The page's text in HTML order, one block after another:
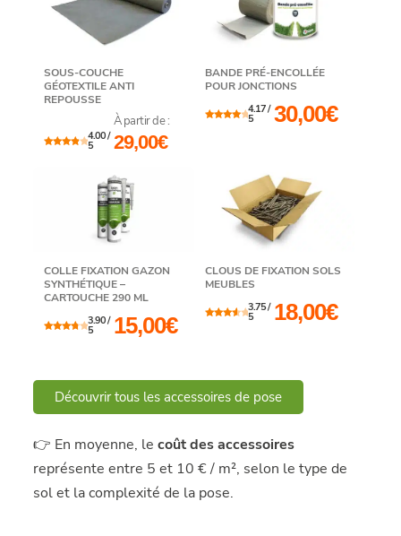
SOUS-COUCHE
GÉOTEXTILE ANTI
REPOUSSE
4.00 /
5
À partir de :
29,00€
BANDE PRÉ-ENCOLLÉE
POUR JONCTIONS
4.17 /
5 30,00€
COLLE FIXATION GAZON
SYNTHÉTIQUE –
CARTOUCHE 290 ML
3.90 /
5 15,00€
CLOUS DE FIXATION SOLS
MEUBLES
3.75 /
5 18,00€
Découvrir tous les accessoires de pose
👉 En moyenne, lecoût des accessoires
représente entre 5 et 10 € / m², selon le type de
sol et la complexité de la pose.